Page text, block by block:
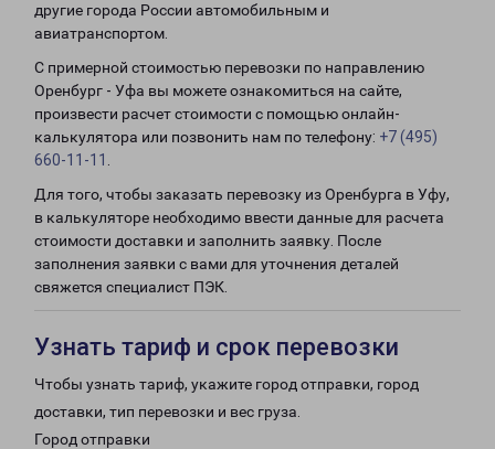
другие города России автомобильным и
авиатранспортом.
С примерной стоимостью перевозки по направлению
Оренбург - Уфа вы можете ознакомиться на сайте,
произвести расчет стоимости с помощью онлайн-
калькулятора или позвонить нам по телефону: +7 (495)
660-11-11
Для того, чтобы заказать перевозку из Оренбурга в Уфу,
в калькуляторе необходимо ввести данные для расчета
стоимости доставки и заполнить заявку. После
заполнения заявки с вами для уточнения деталей
свяжется специалист ПЭК.
Узнать тариф и срок перевозки
Чтобы узнать тариф, укажите город отправки, город
доставки, тип перевозки и вес груза.
Город отправки